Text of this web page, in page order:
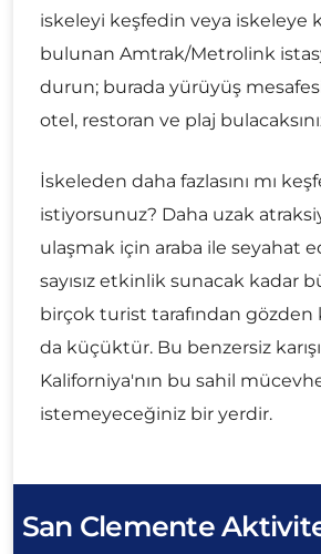
iskeleyi keşfedin veya iskeleye
bulunan Amtrak/Metrolink
durun; burada yürüyüş
otel, restoran ve plaj
İskeleden daha fazlasını mı
istiyorsunuz? Daha uzak
ulaşmak için araba ile seyahat
sayısız etkinlik sunacak kadar
birçok turist tarafından gözden
da küçüktür. Bu benzersiz
Kaliforniya'nın bu sahil
istemeyeceğiniz bir yerdir.
San Clemente